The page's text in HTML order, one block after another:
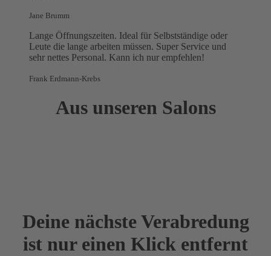
Jane Brumm
Lange Öffnungszeiten. Ideal für Selbstständige oder
Leute die lange arbeiten müssen. Super Service und
sehr nettes Personal. Kann ich nur empfehlen!
Frank Erdmann-Krebs
Aus unseren Salons
Deine nächste Verabredung
ist nur einen Klick entfernt